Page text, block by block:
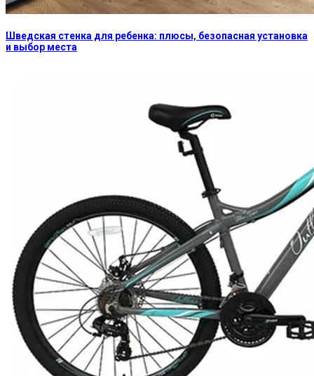
Шведская стенка для ребенка: плюсы, безопасная установка
и выбор места